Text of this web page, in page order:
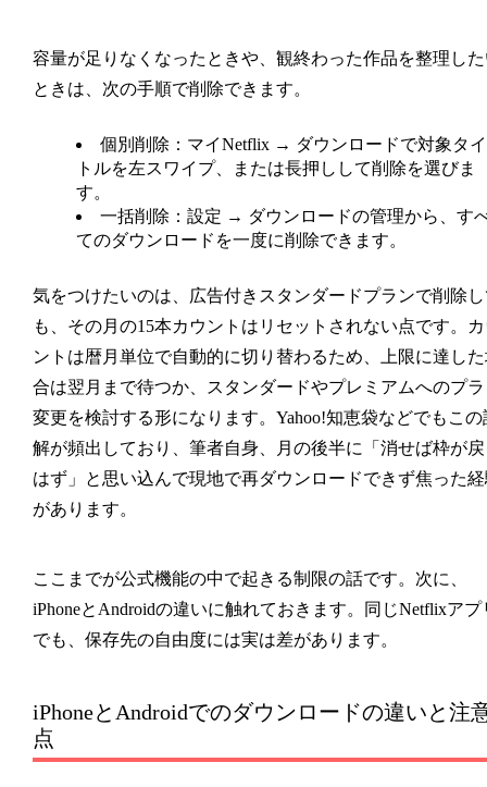
容量が足りなくなったときや、観終わった作品を整理し
ときは、次の手順で削除できます。
個別削除 ： マイNetflix → ダウンロードで対象タイ
トルを左スワイプ、または長押しして削除を選びま
す。
一括削除 ： 設定 → ダウンロードの管理から、す
てのダウンロードを一度に削除できます。
気をつけたいのは、広告付きスタンダードプランで削除
も、その月の15本カウントはリセットされない点です。
ントは暦月単位で自動的に切り替わるため、上限に達し
合は翌月まで待つか、スタンダードやプレミアムへのプ
変更を検討する形になります。Yahoo!知恵袋などでもこの
解が頻出しており、筆者自身、月の後半に「消せば枠が
はず」と思い込んで現地で再ダウンロードできず焦った
があります。
ここまでが公式機能の中で起きる制限の話です。次に、
iPhoneとAndroidの違いに触れておきます。同じNetflixアプ
でも、保存先の自由度には実は差があります。
iPhoneとAndroidでのダウンロードの違いと注
点